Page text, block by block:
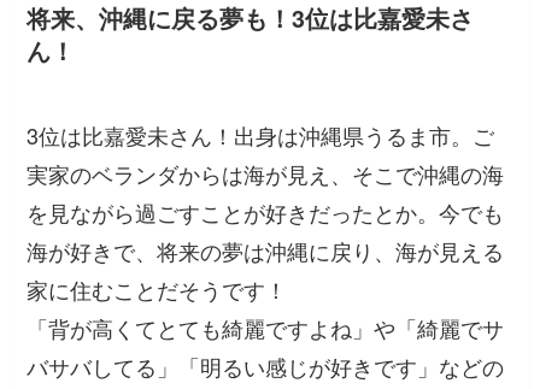
将来、沖縄に戻る夢も！3位は比嘉愛未さ
ん！
3位は比嘉愛未さん！出身は沖縄県うるま市。ご
実家のベランダからは海が見え、そこで沖縄の海
を見ながら過ごすことが好きだったとか。今でも
海が好きで、将来の夢は沖縄に戻り、海が見える
家に住むことだそうです！
「背が高くてとても綺麗ですよね」や 「綺麗でサ
バサバしてる」「明るい感じが好きです」 などの